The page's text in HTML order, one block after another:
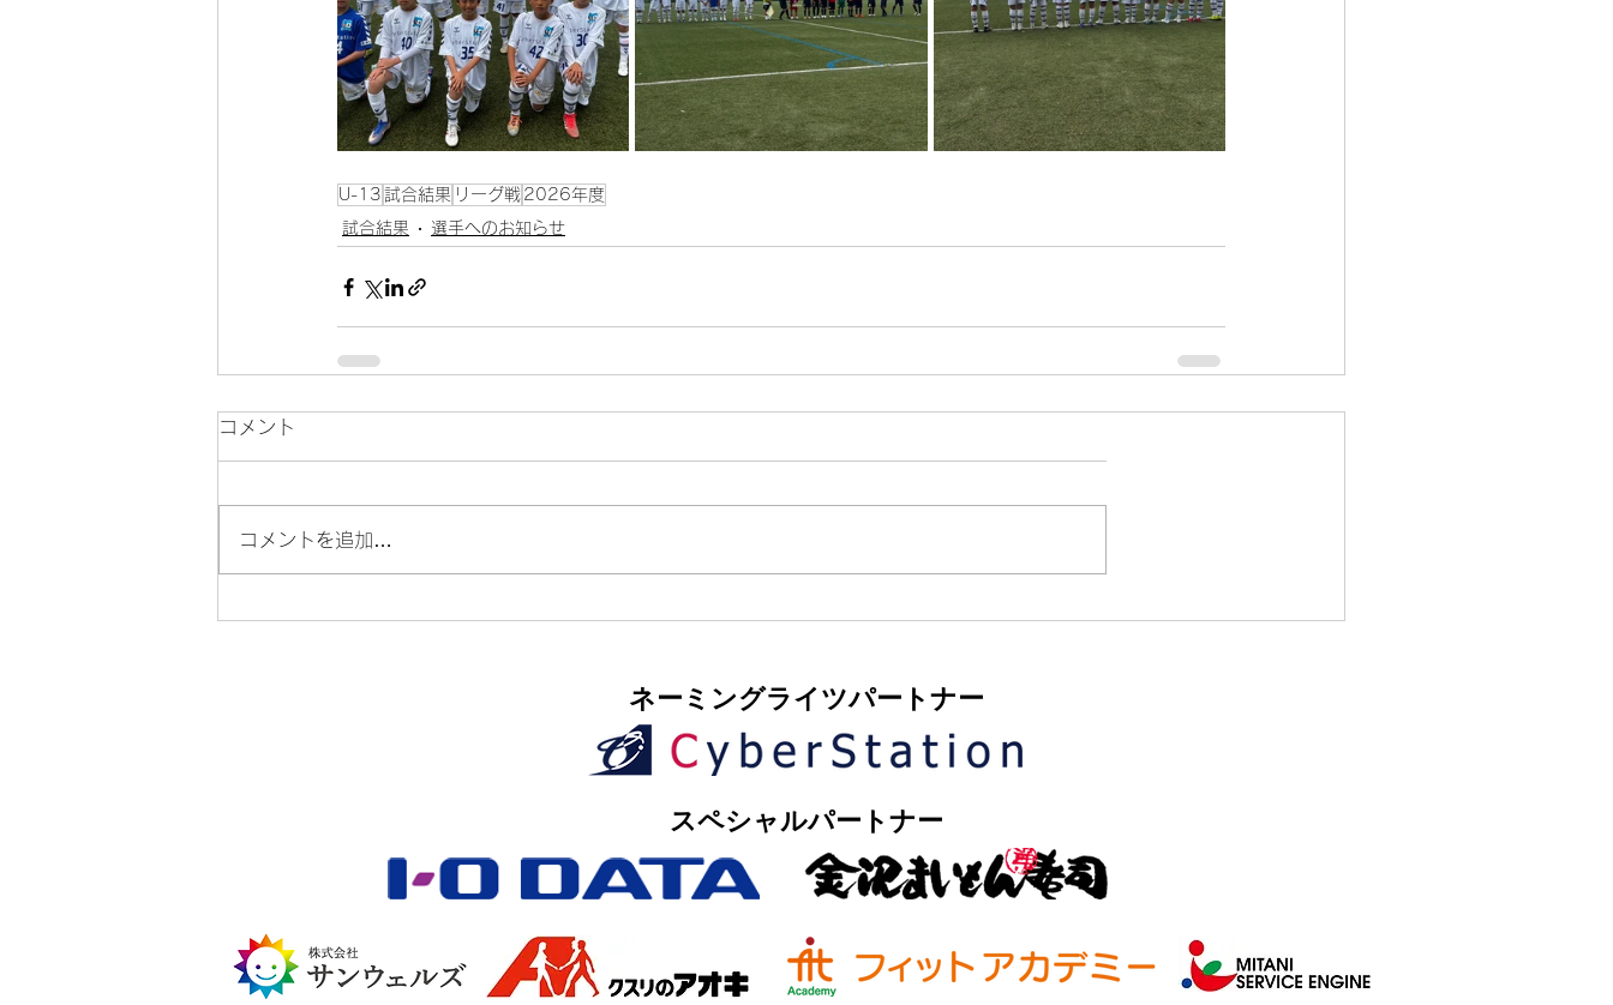
U-13 試合結果 リーグ戦 2026年度
試合結果
選手へのお知らせ
コメント
コメントを追加…
​ネーミングライツパートナー
​スペシャルパートナー